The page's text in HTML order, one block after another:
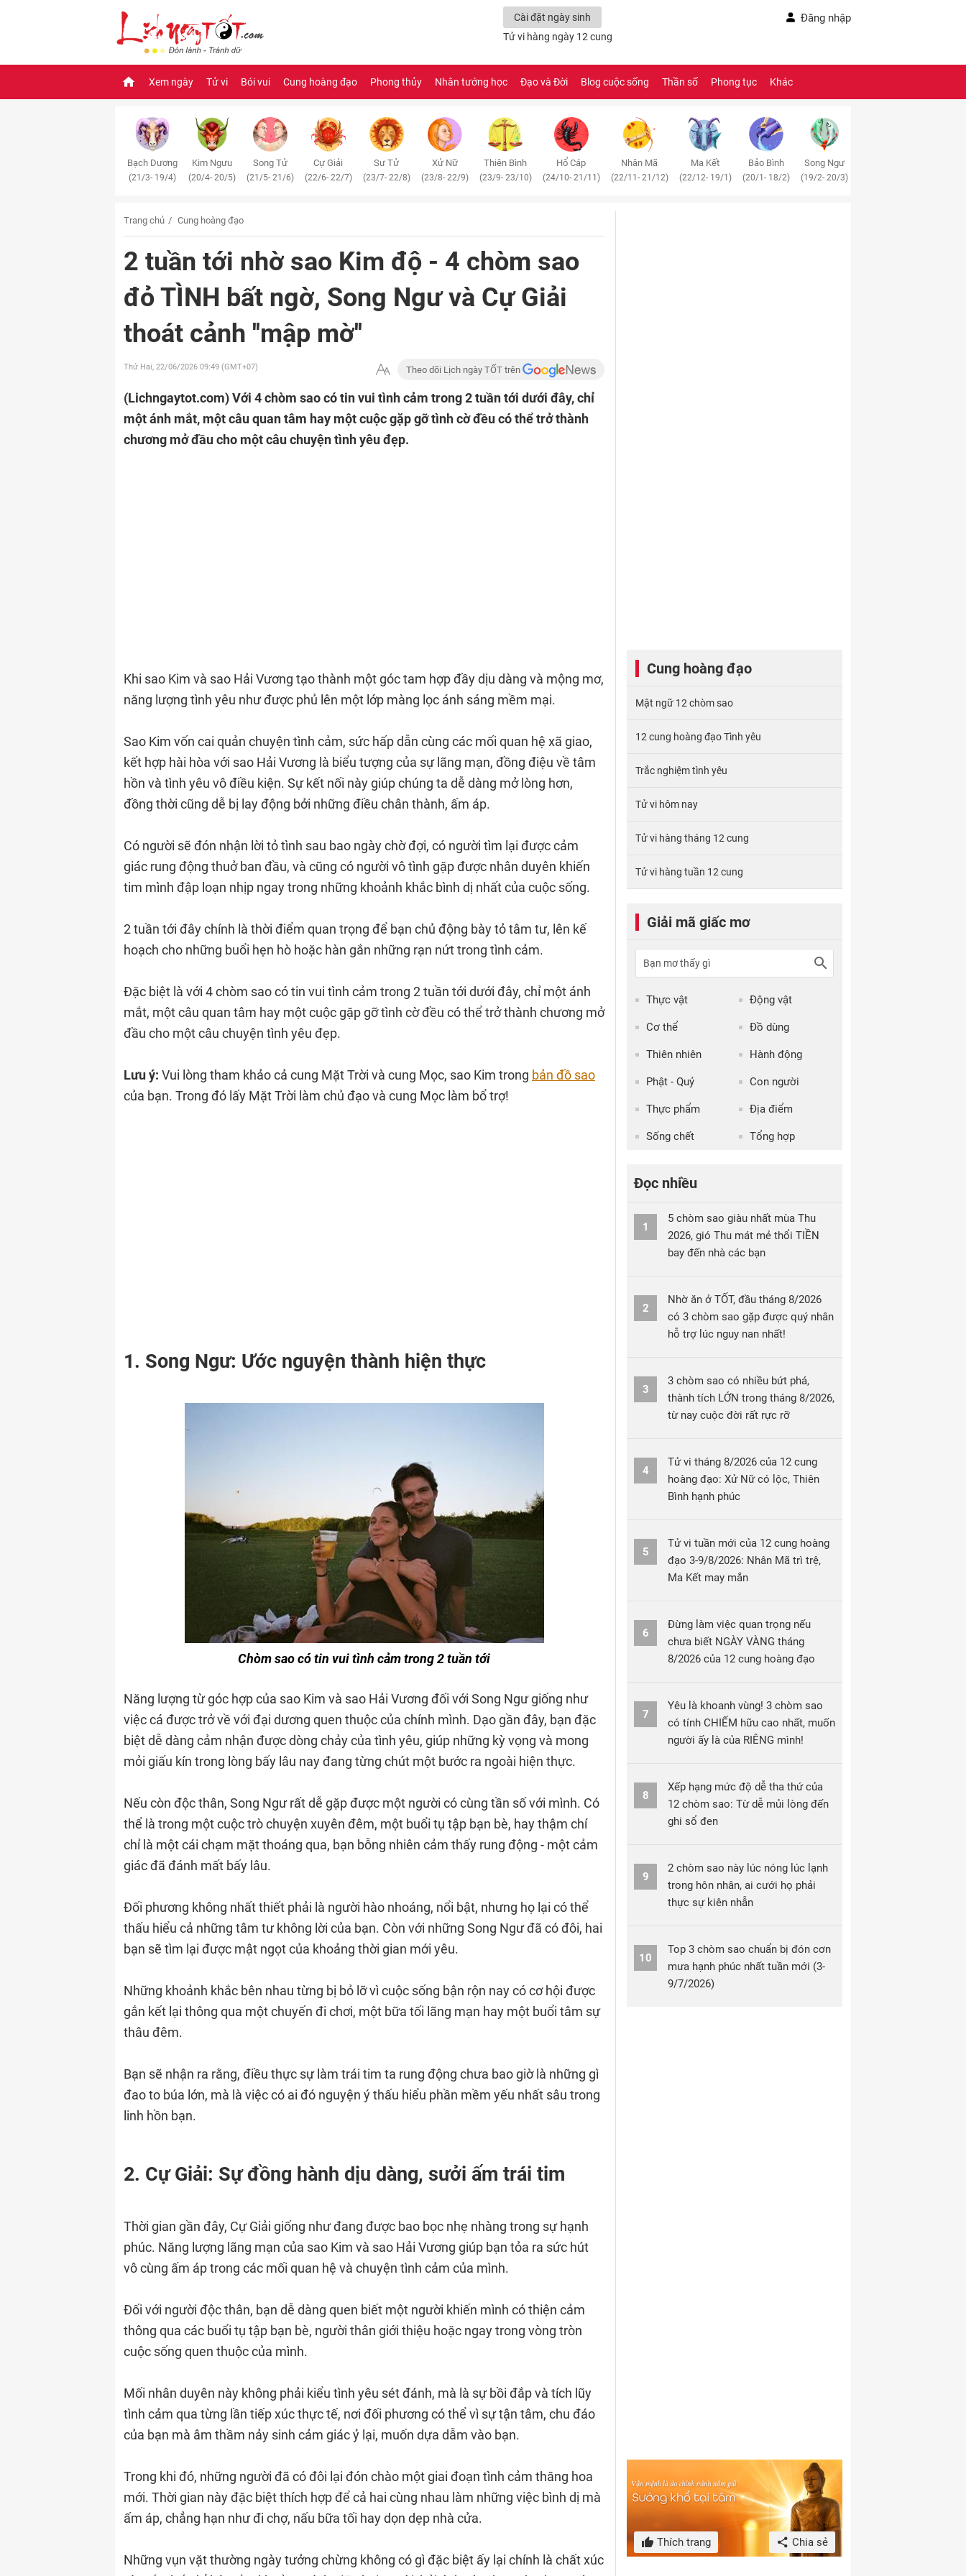
Cài đặt ngày sinh Đăng nhập
Tử vi hàng ngày 12 cung
Xem ngày Tử vi Bói vui Cung hoàng đạo Phong thủy Nhân tướng học Đạo và Đời Blog cuộc sống Thần số Phong tục Khác
Bạch Dương
(21/3- 19/4)
Kim Ngưu
(20/4- 20/5)
Song Tử
(21/5- 21/6)
Cự Giải
(22/6- 22/7)
Sư Tử
(23/7- 22/8)
Xử Nữ
(23/8- 22/9)
Thiên Bình
(23/9- 23/10)
Hổ Cáp
(24/10- 21/11)
Nhân Mã
(22/11- 21/12)
Ma Kết
(22/12- 19/1)
Bảo Bình
(20/1- 18/2)
Song Ngư
(19/2- 20/3)
Trang chủ Cung hoàng đạo
2 tuần tới nhờ sao Kim độ - 4 chòm sao
đỏ TÌNH bất ngờ, Song Ngư và Cự Giải
thoát cảnh ''mập mờ''
Thứ Hai, 22/06/2026 09:49 (GMT+07) Theo dõi Lịch ngày TỐT trên
(Lichngaytot.com)Với 4 chòm sao có tin vui tình cảm trong 2 tuần tới dưới đây, chỉ
một ánh mắt, một câu quan tâm hay một cuộc gặp gỡ tình cờ đều có thể trở thành
chương mở đầu cho một câu chuyện tình yêu đẹp.
Khi sao Kim và sao Hải Vương tạo thành một góc tam hợp đầy dịu dàng và mộng mơ,
năng lượng tình yêu như được phủ lên một lớp màng lọc ánh sáng mềm mại.
Sao Kim vốn cai quản chuyện tình cảm, sức hấp dẫn cùng các mối quan hệ xã giao,
kết hợp hài hòa với sao Hải Vương là biểu tượng của sự lãng mạn, đồng điệu về tâm
hồn và tình yêu vô điều kiện. Sự kết nối này giúp chúng ta dễ dàng mở lòng hơn,
đồng thời cũng dễ bị lay động bởi những điều chân thành, ấm áp.
Có người sẽ đón nhận lời tỏ tình sau bao ngày chờ đợi, có người tìm lại được cảm
giác rung động thuở ban đầu, và cũng có người vô tình gặp được nhân duyên khiến
tim mình đập loạn nhịp ngay trong những khoảnh khắc bình dị nhất của cuộc sống.
2 tuần tới đây chính là thời điểm quan trọng để bạn chủ động bày tỏ tâm tư, lên kế
hoạch cho những buổi hẹn hò hoặc hàn gắn những rạn nứt trong tình cảm.
Đặc biệt là với 4 chòm sao có tin vui tình cảm trong 2 tuần tới dưới đây, chỉ một ánh
mắt, một câu quan tâm hay một cuộc gặp gỡ tình cờ đều có thể trở thành chương mở
đầu cho một câu chuyện tình yêu đẹp.
Lưu ý: Vui lòng tham khảo cả cung Mặt Trời và cung Mọc, sao Kim trong bản đồ sao
của bạn. Trong đó lấy Mặt Trời làm chủ đạo và cung Mọc làm bổ trợ!
1. Song Ngư: Ước nguyện thành hiện thực
Chòm sao có tin vui tình cảm trong 2 tuần tới
Năng lượng từ góc hợp của sao Kim và sao Hải Vương đối với Song Ngư giống như
việc cá được trở về với đại dương quen thuộc của chính mình. Dạo gần đây, bạn đặc
biệt dễ dàng cảm nhận được dòng chảy của tình yêu, giúp những kỳ vọng và mong
mỏi giấu kín trong lòng bấy lâu nay đang từng chút một bước ra ngoài hiện thực.
Nếu còn độc thân, Song Ngư rất dễ gặp được một người có cùng tần số với mình. Có
thể là trong một cuộc trò chuyện xuyên đêm, một buổi tụ tập bạn bè, hay thậm chí
chỉ là một cái chạm mặt thoáng qua, bạn bỗng nhiên cảm thấy rung động - một cảm
giác đã đánh mất bấy lâu.
Đối phương không nhất thiết phải là người hào nhoáng, nổi bật, nhưng họ lại có thể
thấu hiểu cả những tâm tư không lời của bạn. Còn với những Song Ngư đã có đôi, hai
bạn sẽ tìm lại được mật ngọt của khoảng thời gian mới yêu.
Những khoảnh khắc bên nhau từng bị bỏ lỡ vì cuộc sống bận rộn nay có cơ hội được
gắn kết lại thông qua một chuyến đi chơi, một bữa tối lãng mạn hay một buổi tâm sự
thâu đêm.
Bạn sẽ nhận ra rằng, điều thực sự làm trái tim ta rung động chưa bao giờ là những gì
đao to búa lớn, mà là việc có ai đó nguyện ý thấu hiểu phần mềm yếu nhất sâu trong
linh hồn bạn.
2. Cự Giải: Sự đồng hành dịu dàng, sưởi ấm trái tim
Thời gian gần đây, Cự Giải giống như đang được bao bọc nhẹ nhàng trong sự hạnh
phúc. Năng lượng lãng mạn của sao Kim và sao Hải Vương giúp bạn tỏa ra sức hút
vô cùng ấm áp trong các mối quan hệ và chuyện tình cảm của mình.
Đối với người độc thân, bạn dễ dàng quen biết một người khiến mình có thiện cảm
thông qua các buổi tụ tập bạn bè, người thân giới thiệu hoặc ngay trong vòng tròn
cuộc sống quen thuộc của mình.
Mối nhân duyên này không phải kiểu tình yêu sét đánh, mà là sự bồi đắp và tích lũy
tình cảm qua từng lần tiếp xúc thực tế, nơi đối phương có thể vì sự tận tâm, chu đáo
của bạn mà âm thầm nảy sinh cảm giác ỷ lại, muốn dựa dẫm vào bạn.
Trong khi đó, những người đã có đôi lại đón chào một giai đoạn tình cảm thăng hoa
mới. Thời gian này đặc biệt thích hợp để cả hai cùng nhau làm những việc bình dị mà
ấm áp, chẳng hạn như đi chợ, nấu bữa tối hay dọn dẹp nhà cửa.
Những vụn vặt thường ngày tưởng chừng không có gì đặc biệt ấy lại chính là chất xúc
Cung hoàng đạo
Mật ngữ 12 chòm sao
12 cung hoàng đạo Tình yêu
Trắc nghiệm tình yêu
Tử vi hôm nay
Tử vi hàng tháng 12 cung
Tử vi hàng tuần 12 cung
Giải mã giấc mơ
Thực vật Động vật
Cơ thể Đồ dùng
Thiên nhiên Hành động
Phật - Quỷ Con người
Thực phẩm Địa điểm
Sống chết Tổng hợp
Đọc nhiều
1
5 chòm sao giàu nhất mùa Thu
2026, gió Thu mát mẻ thổi TIỀN
bay đến nhà các bạn
2
Nhờ ăn ở TỐT, đầu tháng 8/2026
có 3 chòm sao gặp được quý nhân
hỗ trợ lúc nguy nan nhất!
3
3 chòm sao có nhiều bứt phá,
thành tích LỚN trong tháng 8/2026,
từ nay cuộc đời rất rực rỡ
4
Tử vi tháng 8/2026 của 12 cung
hoàng đạo: Xử Nữ có lộc, Thiên
Bình hạnh phúc
5
Tử vi tuần mới của 12 cung hoàng
đạo 3-9/8/2026: Nhân Mã trì trệ,
Ma Kết may mắn
6
Đừng làm việc quan trọng nếu
chưa biết NGÀY VÀNG tháng
8/2026 của 12 cung hoàng đạo
7
Yêu là khoanh vùng! 3 chòm sao
có tính CHIẾM hữu cao nhất, muốn
người ấy là của RIÊNG mình!
8
Xếp hạng mức độ dễ tha thứ của
12 chòm sao: Từ dễ mủi lòng đến
ghi sổ đen
9
2 chòm sao này lúc nóng lúc lạnh
trong hôn nhân, ai cưới họ phải
thực sự kiên nhẫn
10
Top 3 chòm sao chuẩn bị đón cơn
mưa hạnh phúc nhất tuần mới (3-
9/7/2026)
Thích trang Chia sẻ